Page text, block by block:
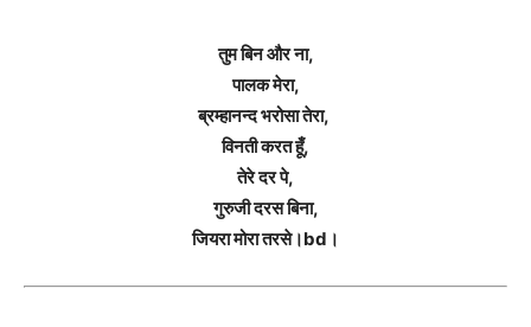
तुम बिन और ना,
पालक मेरा,
ब्रम्हानन्द भरोसा तेरा,
विनती करत हूँ,
तेरे दर पे,
गुरुजी दरस बिना,
जियरा मोरा तरसे।bd।